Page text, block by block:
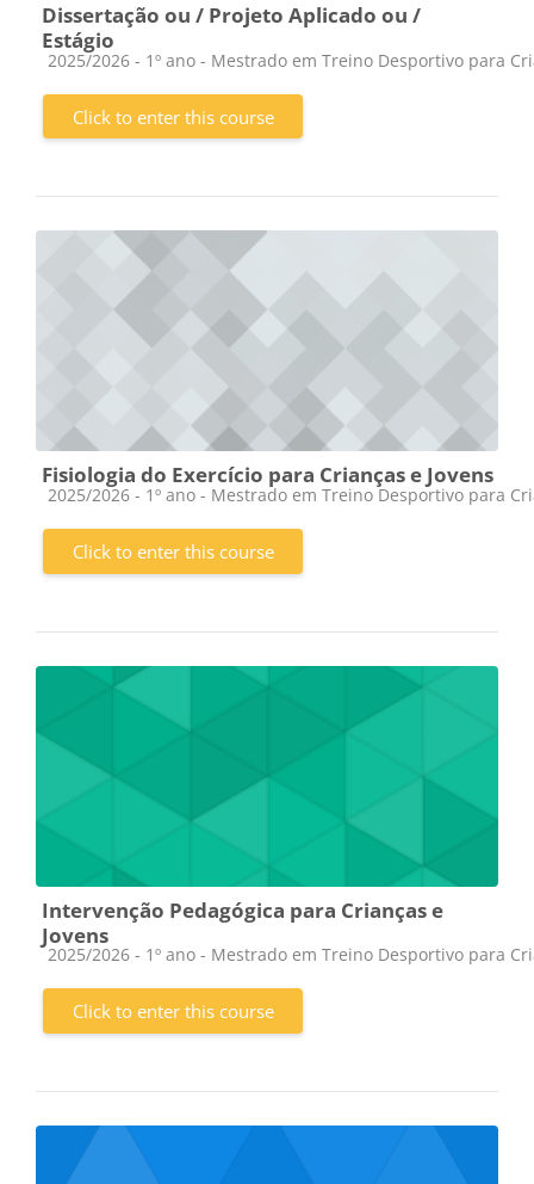
Dissertação ou / Projeto Aplicado ou /
Estágio
Course category
2025/2026 - 1º ano - Mestrado em Treino Desportivo para
Click to enter this course
Fisiologia do Exercício para Crianças e Jovens
Course category
2025/2026 - 1º ano - Mestrado em Treino Desportivo para
Click to enter this course
Intervenção Pedagógica para Crianças e
Jovens
Course category
2025/2026 - 1º ano - Mestrado em Treino Desportivo para
Click to enter this course